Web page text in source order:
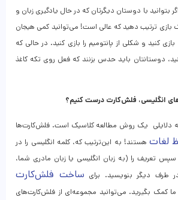
بتوانید با دوستان دیگرتان که در حال یادگیری زبان و
بازی ترتیب دهید که عالی است! می‌توانید کمی هیجان
کنید و شکلی از پانتومیم را بازی کنید. در حالی که
دوستانتان باید حدس بزنند که فعل روی تکه کاغذ
انگلیسی، فلش‌کارت درست کنیم؟
به دلایلی یک روش مطالعه کلاسیک است. فلش‌کارت‌ها
لغات هستند! به این‌ترتیب که، کلمه انگلیسی را در
تعریف را (به زبان انگلیسی یا زبان مادری شما،
دیگر بنویسید. برای ساخت فلش‌کارت
ما کمک بگیرید. می‌توانید مجموعه‌ای از فلش‌کارت‌های